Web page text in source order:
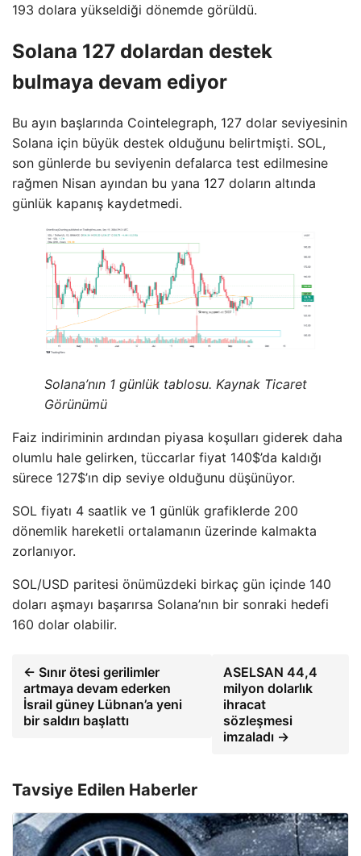
193 dolara yükseldiği dönemde görüldü.
Solana 127 dolardan destek
bulmaya devam ediyor
Bu ayın başlarında Cointelegraph, 127 dolar seviyesinin
Solana için büyük destek olduğunu belirtmişti. SOL,
son günlerde bu seviyenin defalarca test edilmesine
rağmen Nisan ayından bu yana 127 doların altında
günlük kapanış kaydetmedi.
Solana’nın 1 günlük tablosu. Kaynak Ticaret
Görünümü
Faiz indiriminin ardından piyasa koşulları giderek daha
olumlu hale gelirken, tüccarlar fiyat 140$’da kaldığı
sürece 127$’ın dip seviye olduğunu düşünüyor.
SOL fiyatı 4 saatlik ve 1 günlük grafiklerde 200
dönemlik hareketli ortalamanın üzerinde kalmakta
zorlanıyor.
SOL/USD paritesi önümüzdeki birkaç gün içinde 140
doları aşmayı başarırsa Solana’nın bir sonraki hedefi
160 dolar olabilir.
← Sınır ötesi gerilimler
artmaya devam ederken
İsrail güney Lübnan’a yeni
bir saldırı başlattı
ASELSAN 44,4
milyon dolarlık
ihracat
sözleşmesi
imzaladı →
Tavsiye Edilen Haberler